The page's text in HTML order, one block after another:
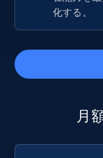
Rating, Reviews
2.4K+
Google
web using
URL, Product id,
化する。
月